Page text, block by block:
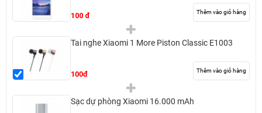
100 đ Thêm vào giỏ hàng
Tai nghe Xiaomi 1 More Piston Classic E1003
100đ Thêm vào giỏ hàng
Sạc dự phòng Xiaomi 16.000 mAh